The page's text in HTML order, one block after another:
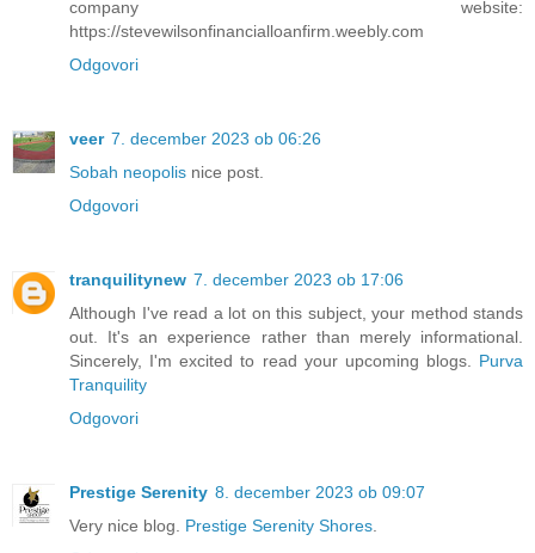
company website:
https://stevewilsonfinancialloanfirm.weebly.com
Odgovori
veer 7. december 2023 ob 06:26
Sobah neopolis nice post.
Odgovori
tranquilitynew 7. december 2023 ob 17:06
Although I've read a lot on this subject, your method stands
out. It's an experience rather than merely informational.
Sincerely, I'm excited to read your upcoming blogs. Purva
Tranquility
Odgovori
Prestige Serenity 8. december 2023 ob 09:07
Very nice blog. Prestige Serenity Shores